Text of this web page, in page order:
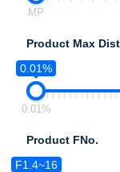
MP
Product Max
0.01%
0.01%
Product FNo.
F1.4~16